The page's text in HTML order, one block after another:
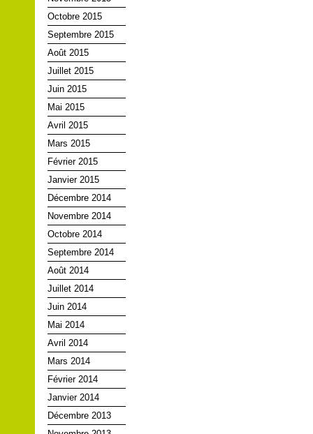
Octobre 2015
Septembre 2015
Août 2015
Juillet 2015
Juin 2015
Mai 2015
Avril 2015
Mars 2015
Février 2015
Janvier 2015
Décembre 2014
Novembre 2014
Octobre 2014
Septembre 2014
Août 2014
Juillet 2014
Juin 2014
Mai 2014
Avril 2014
Mars 2014
Février 2014
Janvier 2014
Décembre 2013